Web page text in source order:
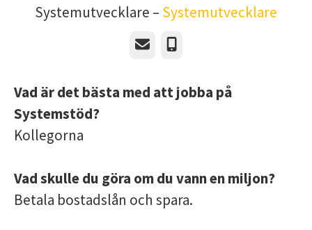
Systemutvecklare – Systemutvecklare
E-post Telefon
Vad är det bästa med att jobba på
Systemstöd?
Kollegorna
Vad skulle du göra om du vann en miljon?
Betala bostadslån och spara.